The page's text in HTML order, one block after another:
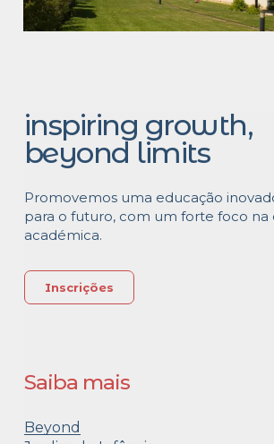
inspiring growth,
beyond limits
Promovemos uma educação
para o futuro, com um forte foco na
académica.
Inscrições
Saiba mais
Beyond